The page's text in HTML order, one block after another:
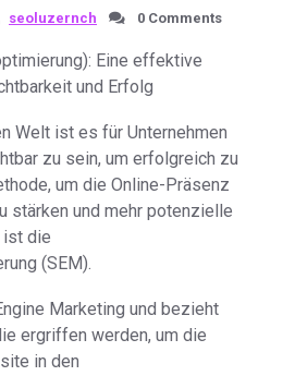
seoluzernch 0 Comments
Eine effektive
und Erfolg
Welt ist es für Unternehmen
zu sein, um erfolgreich zu
um die Online-Präsenz
stärken und mehr potenzielle
ist die
(SEM).
Marketing und bezieht
ergriffen werden, um die
in den